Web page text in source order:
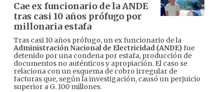
Cae ex funcionario de la ANDE
tras casi 10 años prófugo por
millonaria estafa
Tras casi 10 años prófugo, un ex funcionario de la
Administración Nacional de Electricidad (ANDE)fue
detenido por una condena por estafa, producción de
documentos no auténticos y apropiación. El caso se
relaciona con un esquema de cobro irregular de
facturas que, según la investigación, causó un perjuicio
superior a G. 100 millones.